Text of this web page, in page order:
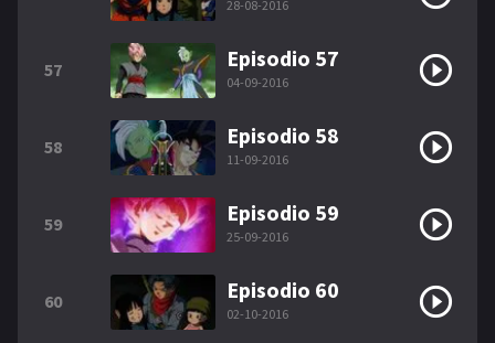
28-08-2016
57 Episodio 57
04-09-2016
58 Episodio 58
11-09-2016
59 Episodio 59
25-09-2016
60 Episodio 60
02-10-2016